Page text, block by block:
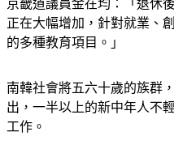
京畿道議員金在均：「退休
正在大幅增加，針對就業、
南韓社會將五六十歲的族群
出，一半以上的新中年人不